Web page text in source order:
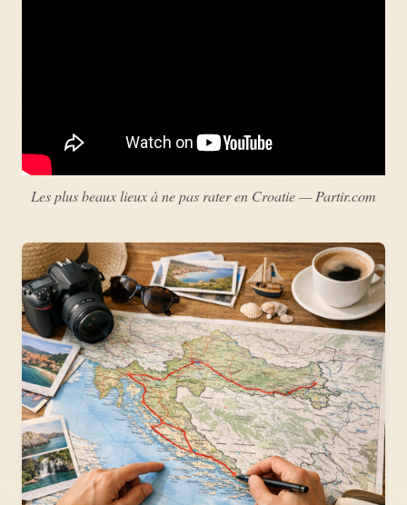
Les plus beaux lieux à ne pas rater en Croatie — Partir.com